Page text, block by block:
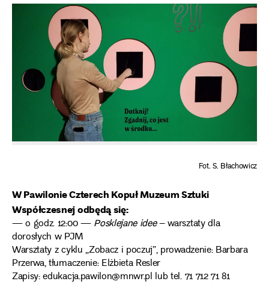
Fot. S. Błachowicz
W Pawilonie Czterech Kopuł Muzeum Sztuki
Współczesnej odbędą się:
— o godz. 12:00 —Posklejane idee– warsztaty dla
dorosłych w PJM
Warsztaty z cyklu „Zobacz i poczuj”, prowadzenie: Barbara
Przerwa, tłumaczenie: Elżbieta Resler
Zapisy: edukacja.pawilon@mnwr.pl lub tel. 71 712 71 81